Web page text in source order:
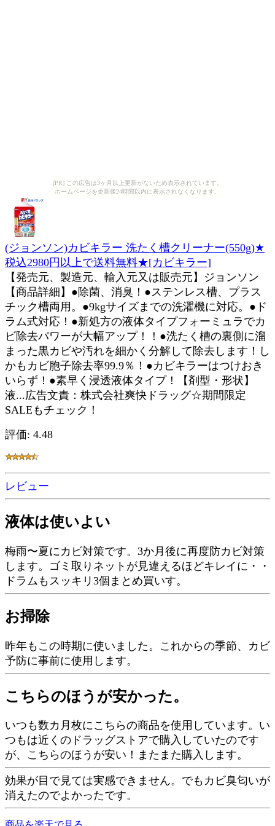
[PR] この広告は3ヶ月以上更新がないため表示されています。
ホームページを更新後24時間以内に表示されなくなります。
(ジョンソン)カビキラー 洗たく槽クリーナー(550g)★
税込2980円以上で送料無料★[カビキラー]
【発売元、製造元、輸入元又は販売元】ジョンソン
【商品詳細】●除菌、消臭！●ステンレス槽、プラス
チック槽両用。●9kgサイズまでの洗濯機に対応。●ド
ラム式対応！●新処方の液体タイプフォーミュラでカ
ビ除去パワーが大幅アップ！！●洗たく槽の裏側に溜
まった黒カビや汚れを細かく分解して除去します！し
かもカビ胞子除去率99.9％！●カビキラーはつけおき
いらず！●素早く浸透液体タイプ！【剤型・形状】
液...広告文責：株式会社爽快ドラッグ☆期間限定
SALEもチェック！
評価: 4.48
レビュー
液体は使いよい
梅雨〜夏にカビ対策です。3か月後に再度防カビ対策
します。ゴミ取りネットが見違えるほどキレイに・・
ドラムもスッキリ3個まとめ買いす。
お掃除
昨年もこの時期に使いました。これからの季節、カビ
予防に事前に使用します。
こちらのほうが安かった。
いつも数カ月枚にこちらの商品を使用しています。い
つもは近くのドラッグストアで購入していたのです
が、こちらのほうが安い！またまた購入します。
効果が目で見ては実感できません。でもカビ臭匂いが
消えたのでよかったです。